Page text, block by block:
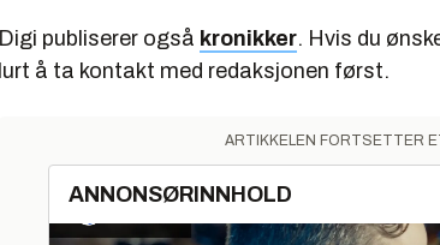
Digi publiserer også kronikker. Hvis du
lurt å ta kontakt med redaksjonen først.
ARTIKKELEN FORTSETTER
ANNONSØRINNHOLD